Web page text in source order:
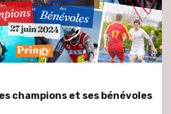
champions et ses bénévoles